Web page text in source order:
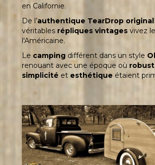
en Californie.
De l’authentique TearDrop original
véritables répliques vintages vivez
l'Américaine.
Le camping différent dans un style
renouant avec une époque où
simplicité et esthétique étaient